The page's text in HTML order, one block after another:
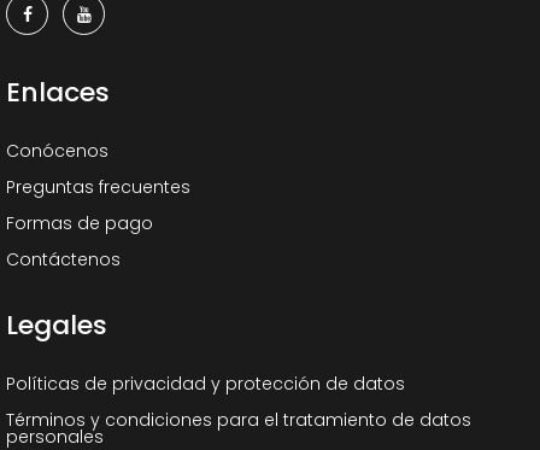
Enlaces
Conócenos
Preguntas frecuentes
Formas de pago
Contáctenos
Legales
Políticas de privacidad y protección de datos
Términos y condiciones para el tratamiento de datos
personales